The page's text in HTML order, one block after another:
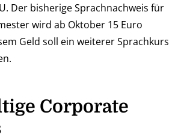
Der bisherige Sprachnachweis für
wird ab Oktober 15 Euro
Geld soll ein weiterer Sprachkurs
Corporate